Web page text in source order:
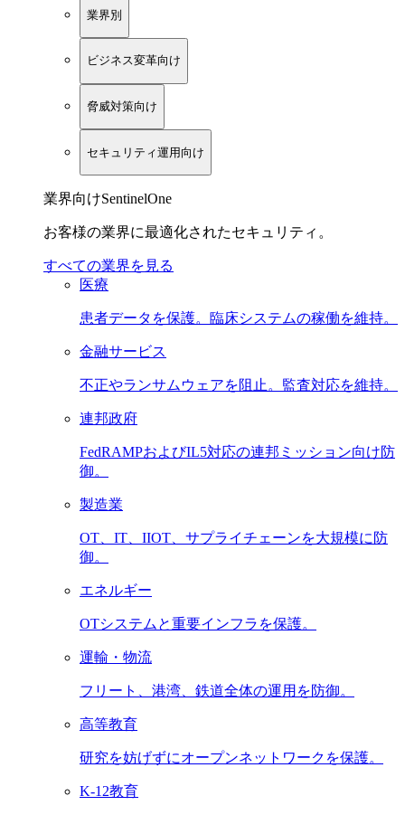
業界別
ビジネス変革向け
脅威対策向け
セキュリティ運用向け
業界向けSentinelOne
お客様の業界に最適化されたセキュリティ。
すべての業界を見る
医療
患者データを保護。臨床システムの稼働を維持。
金融サービス
不正やランサムウェアを阻止。監査対応を維持。
連邦政府
FedRAMPおよびIL5対応の連邦ミッション向け防
御。
製造業
OT、IT、IIOT、サプライチェーンを大規模に防
御。
エネルギー
OTシステムと重要インフラを保護。
運輸・物流
フリート、港湾、鉄道全体の運用を防御。
高等教育
研究を妨げずにオープンネットワークを保護。
K-12教育